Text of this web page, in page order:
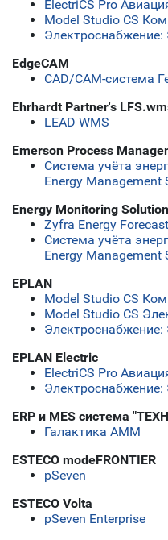
ElectriCS Pro
Model Studio CS
EdgeCAM
CAD/CAM-система
Ehrhardt Partner's
LEAD WMS
Emerson Process
Система учёта
Energy Management
Energy Monitoring
Zyfra Energy
Система учёта
Energy Management
EPLAN
Model Studio CS
Model Studio CS
EPLAN Electric
ElectriCS Pro
ERP и MES система
Галактика АММ
ESTECO modeFRONTIER
pSeven
ESTECO Volta
pSeven Enterprise